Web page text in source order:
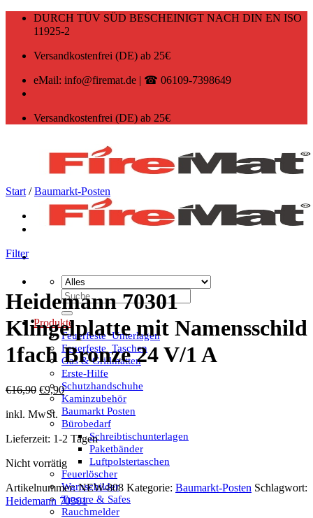
Zum
DURCH TÜV SÜD BESCHEINIGT NACH DIN EN ISO
11925-2
Versandkostenfrei (DE) ab 25€
eMail: info@firemat.de | ☎ 06109-7398649
Versandkostenfrei (DE) ab 25€
Suchen
nach:
Produkte
Feuerfeste_Unterlagen
Feuerfeste_Taschen
Gas & Grillmatten
Erste-Hilfe
Schutzhandschuhe
Kaminzubehör
Baumarkt Posten
Bürobedarf
Schreibtischunterlagen
Paketbänder
Luftpolstertaschen
Feuerlöscher
Warnschilder
Tresore & Safes
Rauchmelder
Start / Baumarkt-Posten
Filter
Heidemann 70301
Klingelplatte mit Namensschild
1fach Bronze 24 V/1 A
€16,90 Ursprünglicher
Preis
war:
€16,90
€9,90Aktueller
Preis
ist:
€9,90.
inkl. MwSt.
Lieferzeit: 1-2 Tagen
Nicht vorrätig
Artikelnummer:NEW-808 Kategorie: Baumarkt-Posten Schlagwort:
Heidemann 70301